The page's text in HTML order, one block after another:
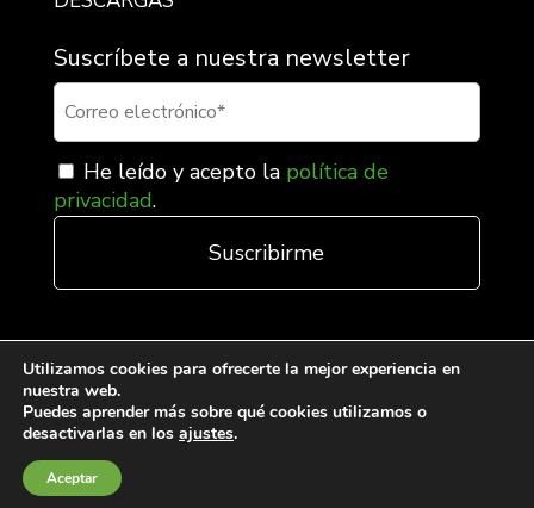
Suscríbete a nuestra newsletter
He leído y acepto la política de
privacidad.
Utilizamos cookies para ofrecerte la mejor experiencia en
nuestra web.
Puedes aprender más sobre qué cookies utilizamos o
desactivarlas en los ajustes.
Aceptar